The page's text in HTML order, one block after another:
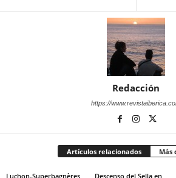
Redacción
https://
Artículos relacionados Más
Luchon-Superbagnères
Descenso del Sella en